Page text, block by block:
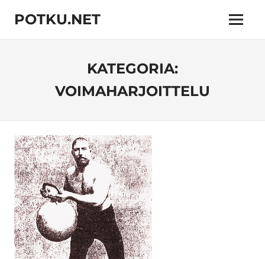
content
POTKU.NET
kamppailulajien
Menu
KATEGORIA:
VOIMAHARJOITTELU